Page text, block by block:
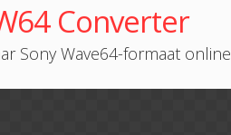
Converter
Sony Wave64-formaat online